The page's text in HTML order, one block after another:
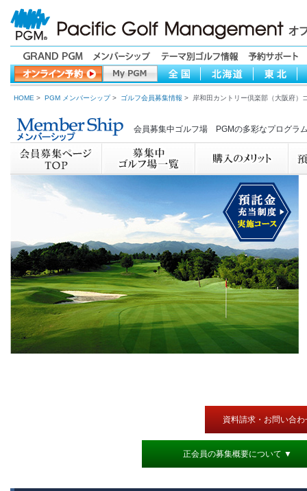
HOME > PGM メンバーシップ> ゴルフ会員募集情報 > 岸和田カントリー倶楽部（大阪府）
会員募集中ゴルフ場 PGMの多彩なプログラ
資料請求・お問い合わ
正会員の募集概要について ▼